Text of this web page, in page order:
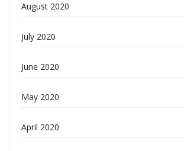
August 2020
July 2020
June 2020
May 2020
April 2020